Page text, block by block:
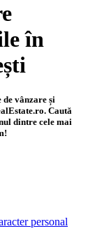
în
de vânzare și
Caută
dintre cele mai
personal